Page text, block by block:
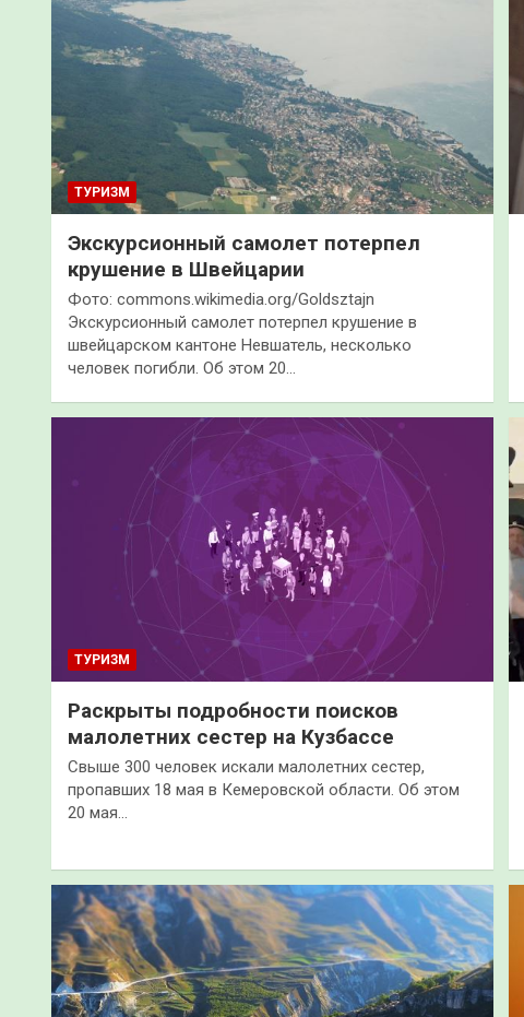
ТУРИЗМ
Экскурсионный самолет потерпел
крушение в Швейцарии
Фото: commons.wikimedia.org/Goldsztajn
Экскурсионный самолет потерпел крушение в
швейцарском кантоне Невшатель, несколько
человек погибли. Об этом 20…
ТУРИЗМ
Раскрыты подробности поисков
малолетних сестер на Кузбассе
Свыше 300 человек искали малолетних сестер,
пропавших 18 мая в Кемеровской области. Об этом
20 мая…